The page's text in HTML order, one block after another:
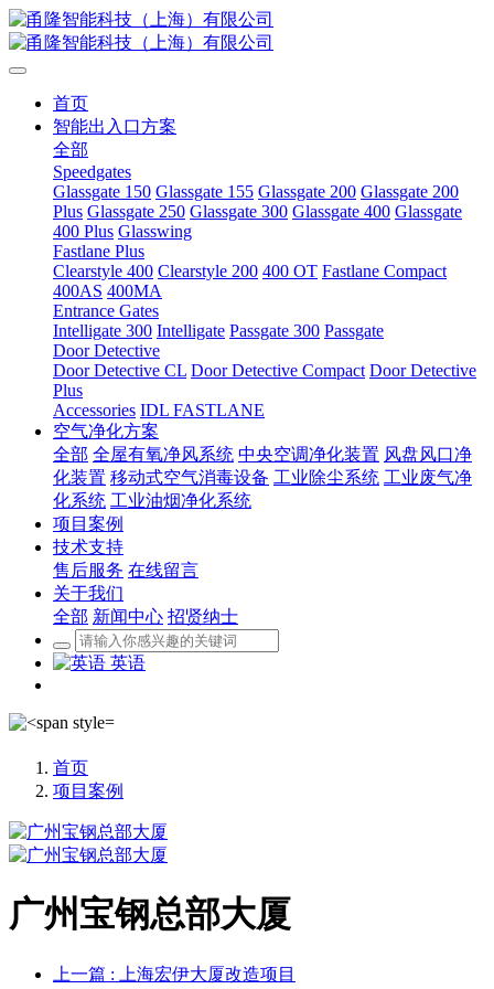
首页
智能出入口方案
全部
Speedgates
Glassgate 150 Glassgate 155 Glassgate 200 Glassgate 200
Plus Glassgate 250 Glassgate 300 Glassgate 400 Glassgate
400 Plus Glasswing
Fastlane Plus
Clearstyle 400 Clearstyle 200 400 OT Fastlane Compact
400AS 400MA
Entrance Gates
Intelligate 300 Intelligate Passgate 300 Passgate
Door Detective
Door Detective CL Door Detective Compact Door Detective
Plus
Accessories IDL FASTLANE
空气净化方案
全部 全屋有氧净风系统 中央空调净化装置 风盘风口净
化装置 移动式空气消毒设备 工业除尘系统 工业废气净
化系统 工业油烟净化系统
项目案例
技术支持
售后服务 在线留言
关于我们
全部 新闻中心 招贤纳士
英语
首页
项目案例
广州宝钢总部大厦
上一篇 : 上海宏伊大厦改造项目